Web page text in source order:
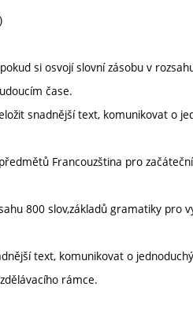
si osvojí slovní zásobu v
čase.
snadnější text, komunikovat o
Francouzština pro
800 slov,základů gramatiky
text, komunikovat o
rámce.